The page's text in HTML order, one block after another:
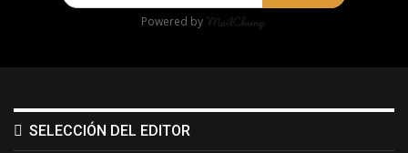
Powered by
SELECCIÓN DEL EDITOR